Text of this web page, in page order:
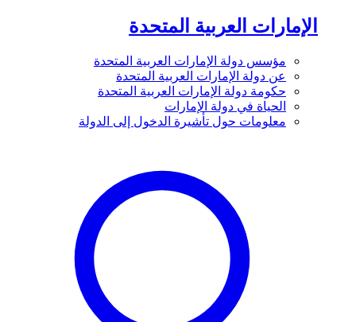
الإمارات العربية المتحدة
مؤسس دولة الإمارات العربية المتحدة
عن دولة الإمارات العربية المتحدة
حكومة دولة الإمارات العربية المتحدة
الحياة في دولة الإمارات
معلومات حول تأشيرة الدخول إلى الدولة